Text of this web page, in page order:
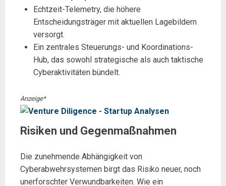
Echtzeit-Telemetry, die höhere
Entscheidungsträger mit aktuellen Lagebildern
versorgt.
Ein zentrales Steuerungs- und Koordinations-
Hub, das sowohl strategische als auch taktische
Cyberaktivitäten bündelt.
Anzeige*
Risiken und Gegenmaßnahmen
Die zunehmende Abhängigkeit von
Cyberabwehrsystemen birgt das Risiko neuer, noch
unerforschter Verwundbarkeiten. Wie ein